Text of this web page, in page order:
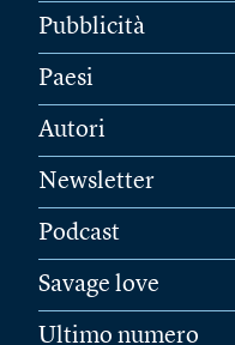
Pubblicità
Paesi
Autori
Newsletter
Podcast
Savage love
Ultimo numero